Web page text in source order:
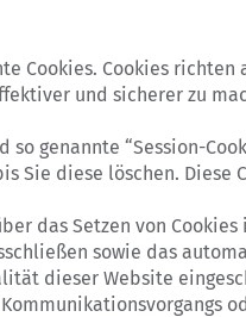
Cookies. Cookies
und sicherer zu
genannte “Session-
Sie diese löschen. Diese
das Setzen von
sowie das
dieser Website